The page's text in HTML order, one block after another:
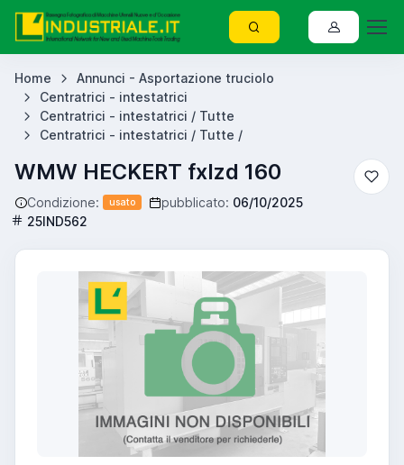
Home
Annunci - Asportazione truciolo
Centratrici - intestatrici
Centratrici - intestatrici / Tutte
Centratrici - intestatrici / Tutte /
WMW HECKERT fxlzd 160
Condizione: usato pubblicato: 06/10/2025
25IND562